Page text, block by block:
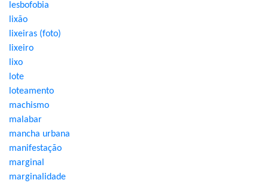
lesbofobia
lixão
lixeiras (foto)
lixeiro
lixo
lote
loteamento
machismo
malabar
mancha urbana
manifestação
marginal
marginalidade